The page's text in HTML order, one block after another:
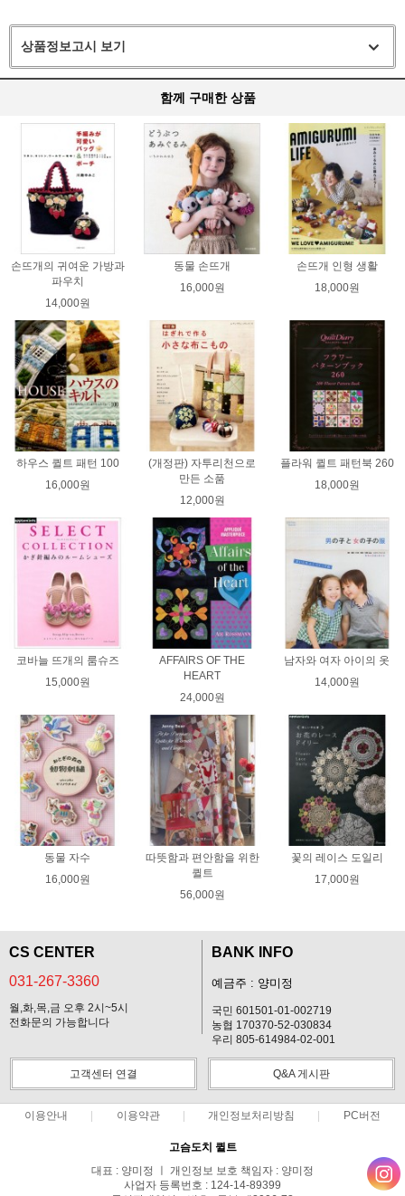
상품정보고시 보기
함께 구매한 상품
손뜨개의 귀여운 가방과
파우치
14,000원
동물 손뜨개
16,000원
손뜨개 인형 생활
18,000원
하우스 퀼트 패턴 100
16,000원
(개정판) 자투리천으로
만든 소품
12,000원
플라워 퀼트 패턴북 260
18,000원
코바늘 뜨개의 룸슈즈
15,000원
AFFAIRS OF THE
HEART
24,000원
남자와 여자 아이의 옷
14,000원
동물 자수
16,000원
따뜻함과 편안함을 위한
퀼트
56,000원
꽃의 레이스 도일리
17,000원
CS CENTER
031-267-3360
월,화,목,금 오후 2시~5시
전화문의 가능합니다
BANK INFO
예금주 : 양미정
국민 601501-01-002719
농협 170370-52-030834
우리 805-614984-02-001
고객센터 연결 Q&A 게시판
이용안내 이용약관 개인정보처리방침 PC버전
고슴도치 퀼트
대표 : 양미정 ㅣ 개인정보 보호 책임자 : 양미정
사업자 등록번호 : 124-14-89399